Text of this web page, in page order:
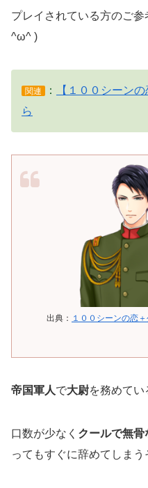
プレイされている方のご
^ω^ )
関連 ：
【１００シーン
ら
出典： １００シーンの恋
帝国軍人で大尉を務めてい
口数が少なく クールで無骨
ってもすぐに辞めてしまう